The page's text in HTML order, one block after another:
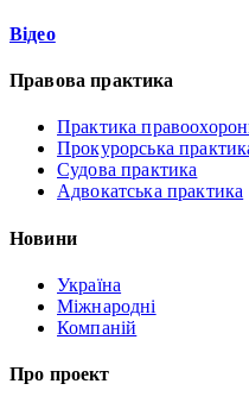
Відео
Правова практика
Практика
Прокурорська
Судова практика
Адвокатська практика
Новини
Україна
Міжнародні
Компаній
Про проект